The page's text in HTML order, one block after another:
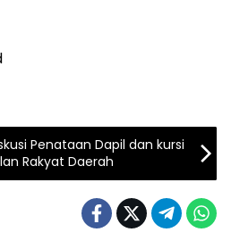
Penataan Dapil dan kursi
Rakyat Daerah